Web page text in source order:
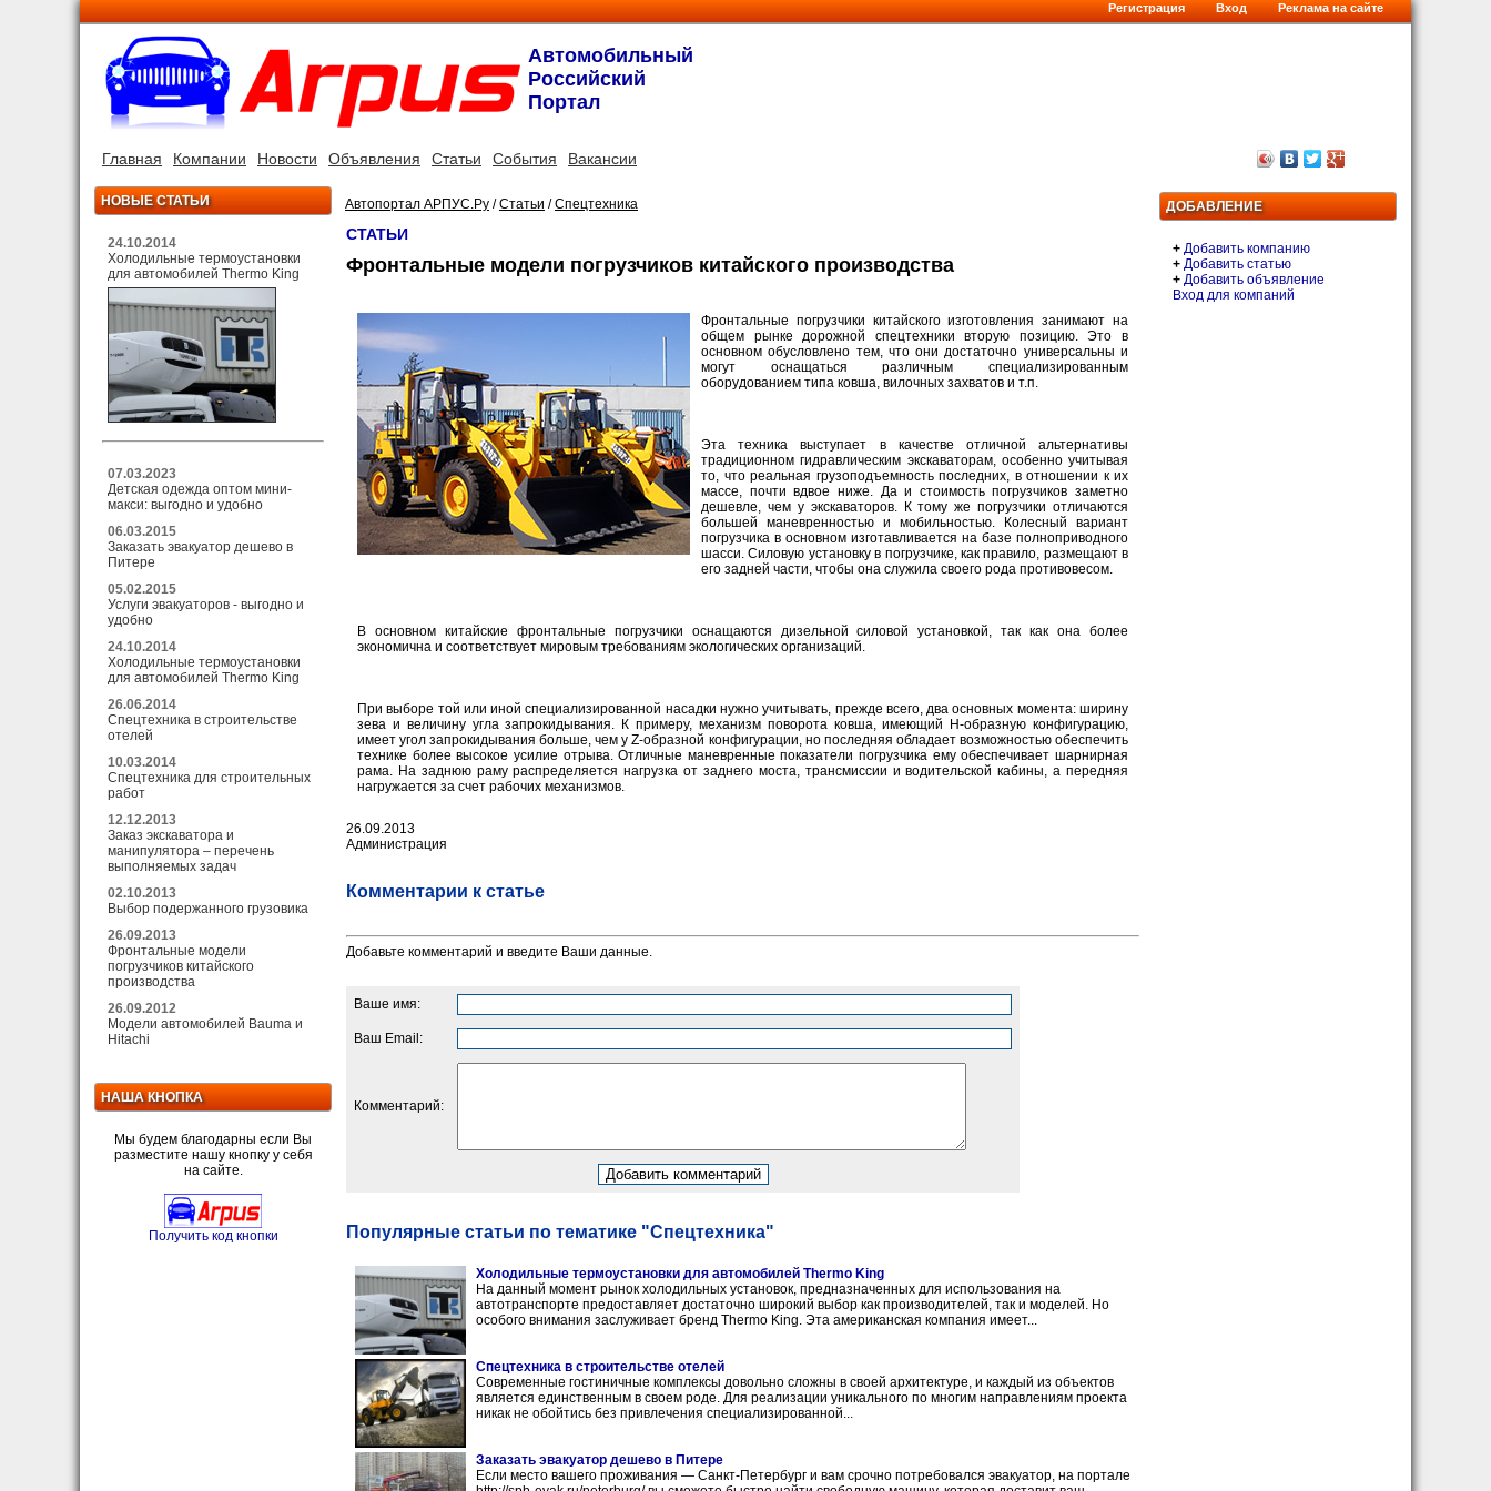
Регистрация Вход Реклама на сайте
Автомобильный
Российский
Портал
Главная Компании Новости Объявления Статьи События Вакансии
НОВЫЕ СТАТЬИ
24.10.2014
Холодильные термоустановки
для автомобилей Thermo King
07.03.2023
Детская одежда оптом мини-
макси: выгодно и удобно
06.03.2015
Заказать эвакуатор дешево в
Питере
05.02.2015
Услуги эвакуаторов - выгодно и
удобно
24.10.2014
Холодильные термоустановки
для автомобилей Thermo King
26.06.2014
Спецтехника в строительстве
отелей
10.03.2014
Спецтехника для строительных
работ
12.12.2013
Заказ экскаватора и
манипулятора – перечень
выполняемых задач
02.10.2013
Выбор подержанного грузовика
26.09.2013
Фронтальные модели
погрузчиков китайского
производства
26.09.2012
Модели автомобилей Bauma и
Hitachi
НАША КНОПКА
Мы будем благодарны если Вы
разместите нашу кнопку у себя
на сайте.
Получить код кнопки
Автопортал АРПУС.Ру /Статьи /Спецтехника
СТАТЬИ
Фронтальные модели погрузчиков китайского производства
Фронтальные погрузчики китайского изготовления занимают на
общем рынке дорожной спецтехники вторую позицию. Это в
основном обусловлено тем, что они достаточно универсальны и
могут оснащаться различным специализированным
оборудованием типа ковша, вилочных захватов и т.п.
Эта техника выступает в качестве отличной альтернативы
традиционном гидравлическим экскаваторам, особенно учитывая
то, что реальная грузоподъемность последних, в отношении к их
массе, почти вдвое ниже. Да и стоимость погрузчиков заметно
дешевле, чем у экскаваторов. К тому же погрузчики отличаются
большей маневренностью и мобильностью. Колесный вариант
погрузчика в основном изготавливается на базе полноприводного
шасси. Силовую установку в погрузчике, как правило, размещают в
его задней части, чтобы она служила своего рода противовесом.
В основном китайские фронтальные погрузчики оснащаются дизельной силовой установкой, так как она более
экономична и соответствует мировым требованиям экологических организаций.
При выборе той или иной специализированной насадки нужно учитывать, прежде всего, два основных момента: ширину
зева и величину угла запрокидывания. К примеру, механизм поворота ковша, имеющий Н-образную конфигурацию,
имеет угол запрокидывания больше, чем у Z-образной конфигурации, но последняя обладает возможностью обеспечить
технике более высокое усилие отрыва. Отличные маневренные показатели погрузчика ему обеспечивает шарнирная
рама. На заднюю раму распределяется нагрузка от заднего моста, трансмиссии и водительской кабины, а передняя
нагружается за счет рабочих механизмов.
26.09.2013
Администрация
Комментарии к статье
Добавьте комментарий и введите Ваши данные.
Ваше имя:
Ваш Email:
Комментарий:
Популярные статьи по тематике "Спецтехника"
Холодильные термоустановки для автомобилей Thermo King
На данный момент рынок холодильных установок, предназначенных для использования на
автотранспорте предоставляет достаточно широкий выбор как производителей, так и моделей. Но
особого внимания заслуживает бренд Thermo King. Эта американская компания имеет...
Спецтехника в строительстве отелей
Современные гостиничные комплексы довольно сложны в своей архитектуре, и каждый из объектов
является единственным в своем роде. Для реализации уникального по многим направлениям проекта
никак не обойтись без привлечения специализированной...
Заказать эвакуатор дешево в Питере
Если место вашего проживания — Санкт-Петербург и вам срочно потребовался эвакуатор, на портале
ДОБАВЛЕНИЕ
+ Добавить компанию
+ Добавить статью
+ Добавить объявление
Вход для компаний